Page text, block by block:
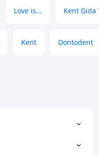
Love is... Kent Gida
Kent Dontodent